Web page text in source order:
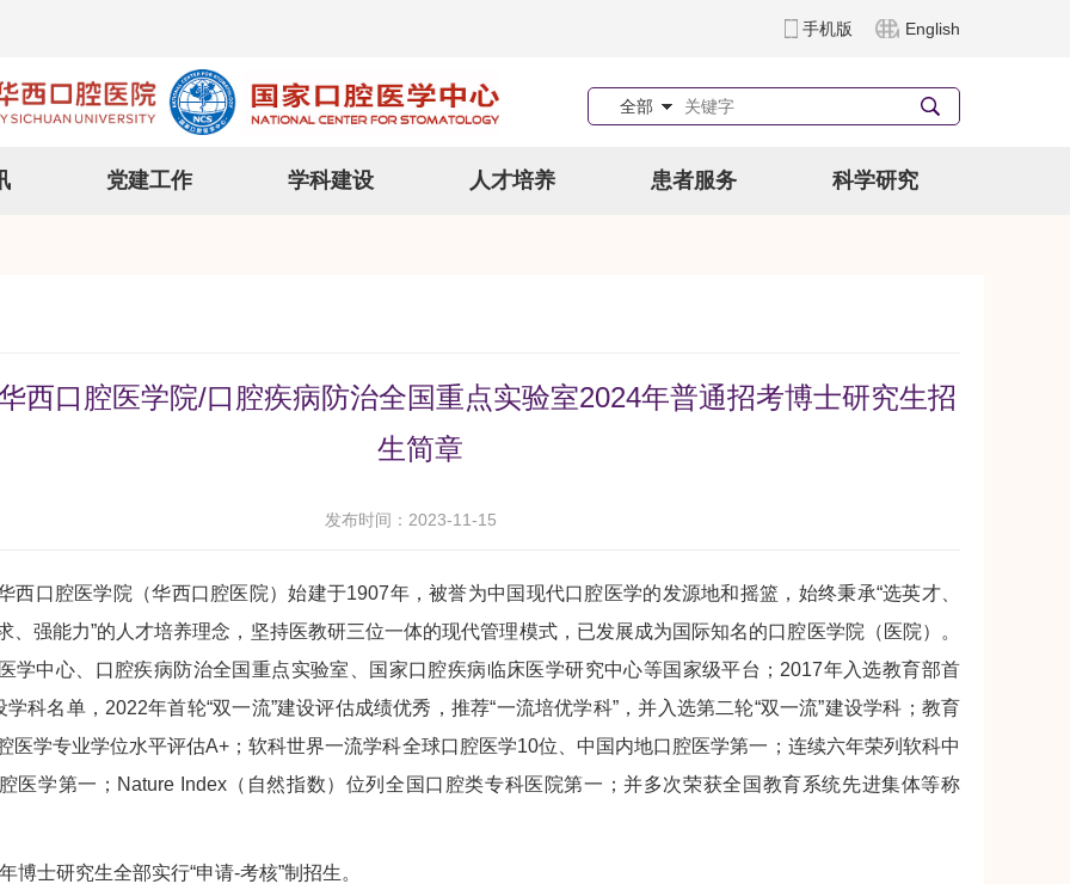
手机版 English
全部
党建工作 学科建设 人才培养 患者服务 科学研究
西口腔医学院/口腔疾病防治全国重点实验室2024年普通招考博士研究生招
生简章
发布时间：2023-11-15
口腔医学院（华西口腔医院）始建于1907年，被誉为中国现代口腔医学的发源地和摇篮，始终秉承“选英才、
、强能力”的人才培养理念，坚持医教研三位一体的现代管理模式，已发展成为国际知名的口腔医学院（医院）。
学中心、口腔疾病防治全国重点实验室、国家口腔疾病临床医学研究中心等国家级平台；2017年入选教育部首
学科名单，2022年首轮“双一流”建设评估成绩优秀，推荐“一流培优学科”，并入选第二轮“双一流”建设学科；教育
医学专业学位水平评估A+；软科世界一流学科全球口腔医学10位、中国内地口腔医学第一；连续六年荣列软科中
医学第一；Nature Index（自然指数）位列全国口腔类专科医院第一；并多次荣获全国教育系统先进集体等称
士研究生全部实行“申请-考核”制招生。